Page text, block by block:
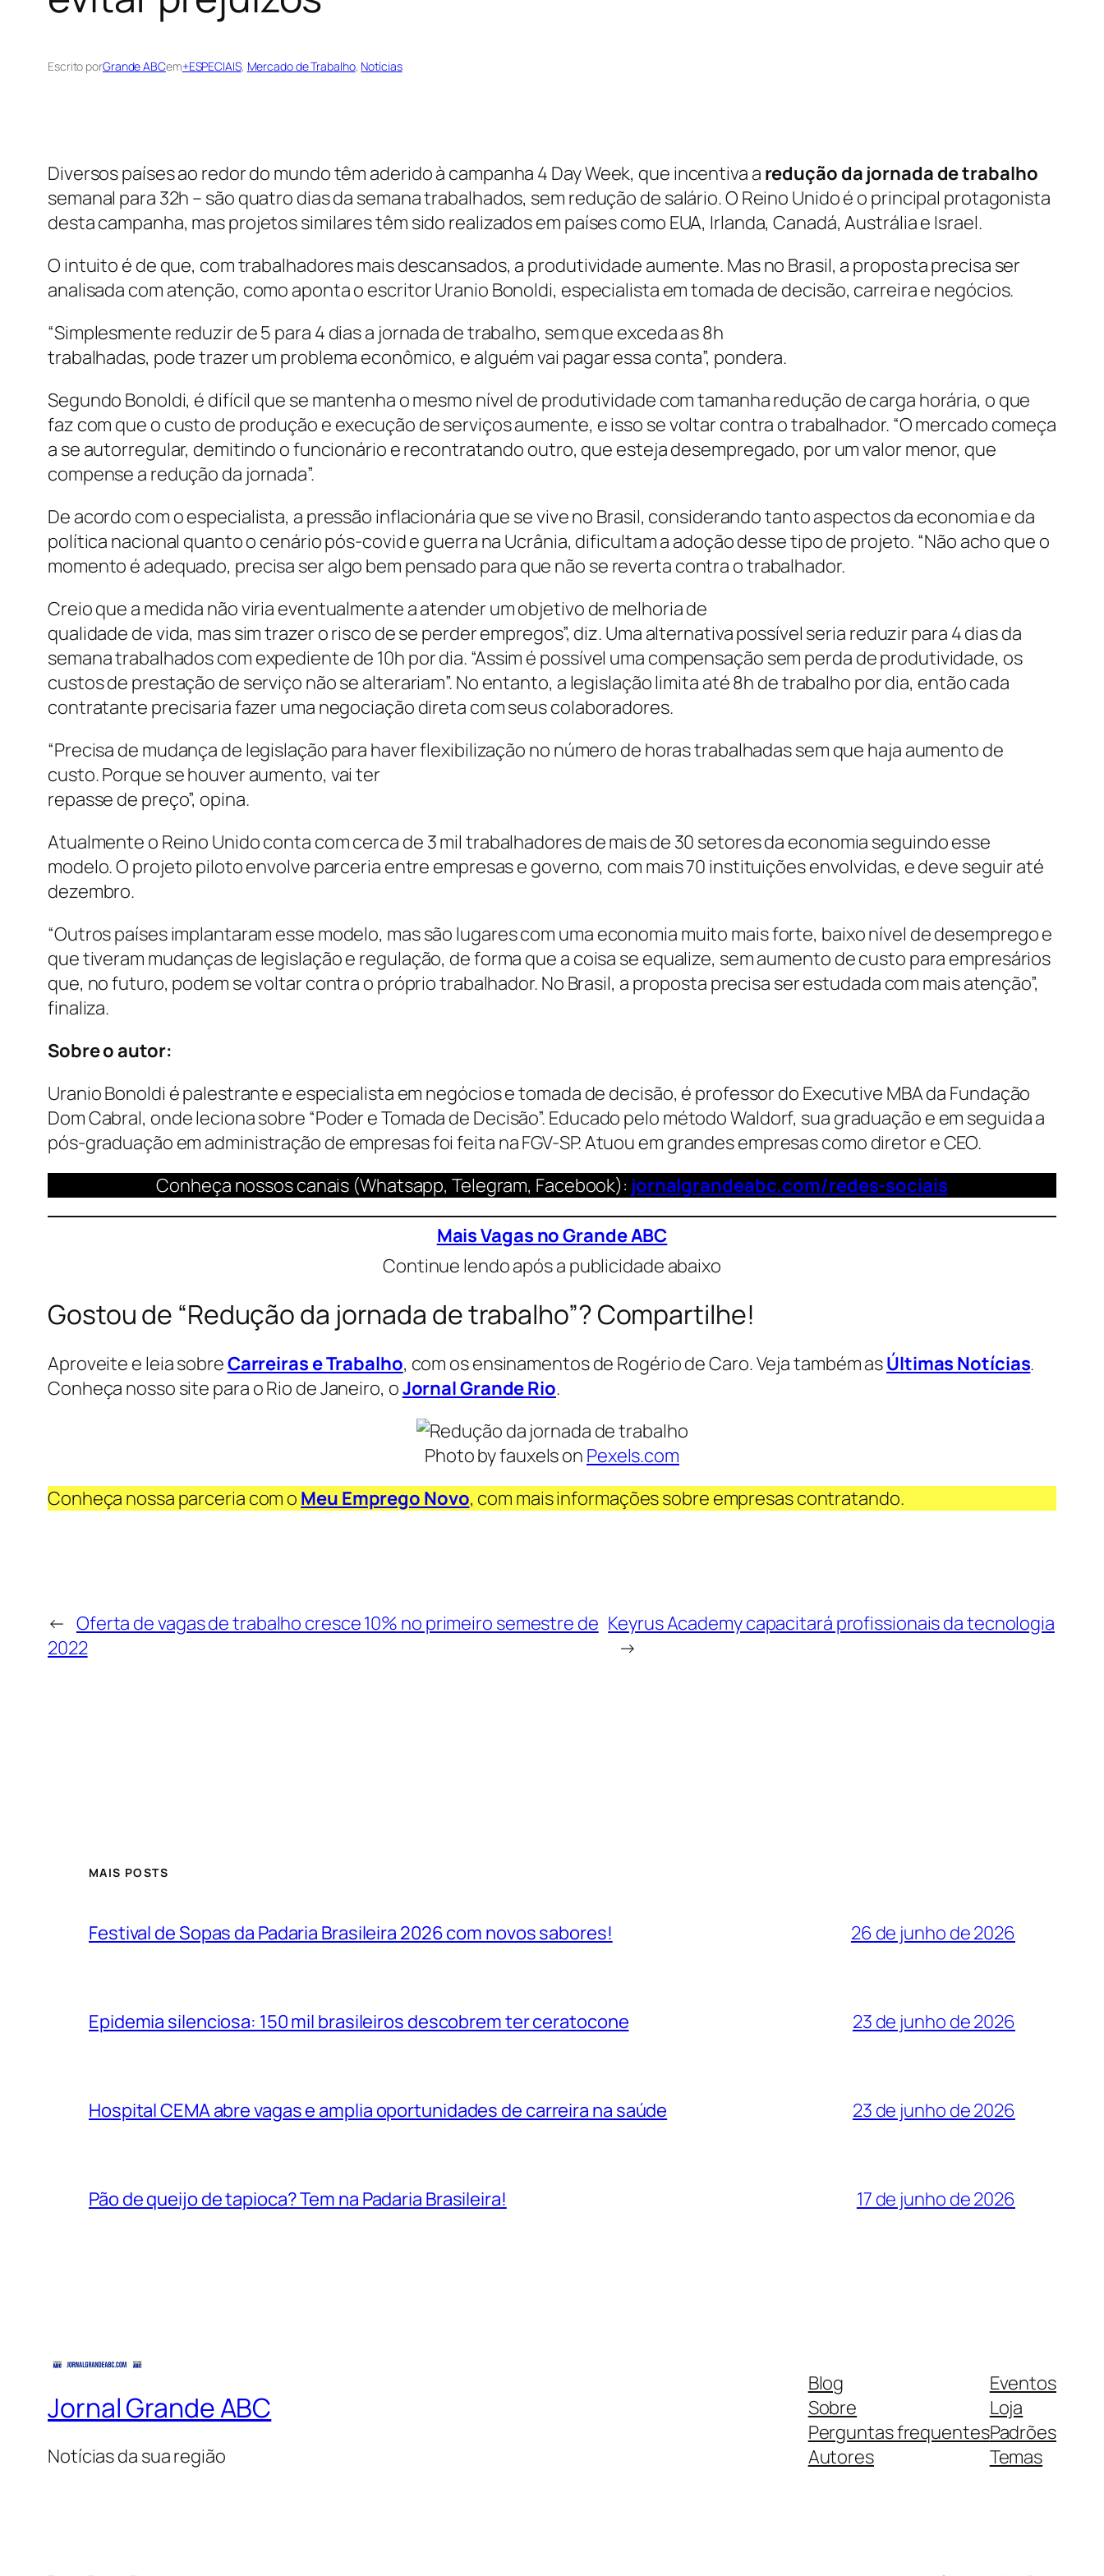
Escrito porGrande ABCem+ESPECIAIS, Mercado de Trabalho, Notícias
Diversos países ao redor do mundo têm aderido à campanha 4 Day Week, que incentiva a redução da jornada de trabalho
semanal para 32h – são quatro dias da semana trabalhados, sem redução de salário. O Reino Unido é o principal protagonista
desta campanha, mas projetos similares têm sido realizados em países como EUA, Irlanda, Canadá, Austrália e Israel.
O intuito é de que, com trabalhadores mais descansados, a produtividade aumente. Mas no Brasil, a proposta precisa ser
analisada com atenção, como aponta o escritor Uranio Bonoldi, especialista em tomada de decisão, carreira e negócios.
“Simplesmente reduzir de 5 para 4 dias a jornada de trabalho, sem que exceda as 8h
trabalhadas, pode trazer um problema econômico, e alguém vai pagar essa conta”, pondera.
Segundo Bonoldi, é difícil que se mantenha o mesmo nível de produtividade com tamanha redução de carga horária, o que
faz com que o custo de produção e execução de serviços aumente, e isso se voltar contra o trabalhador. “O mercado começa
a se autorregular, demitindo o funcionário e recontratando outro, que esteja desempregado, por um valor menor, que
compense a redução da jornada”.
De acordo com o especialista, a pressão inflacionária que se vive no Brasil, considerando tanto aspectos da economia e da
política nacional quanto o cenário pós-covid e guerra na Ucrânia, dificultam a adoção desse tipo de projeto. “Não acho que o
momento é adequado, precisa ser algo bem pensado para que não se reverta contra o trabalhador.
Creio que a medida não viria eventualmente a atender um objetivo de melhoria de
qualidade de vida, mas sim trazer o risco de se perder empregos”, diz. Uma alternativa possível seria reduzir para 4 dias da
semana trabalhados com expediente de 10h por dia. “Assim é possível uma compensação sem perda de produtividade, os
custos de prestação de serviço não se alterariam”. No entanto, a legislação limita até 8h de trabalho por dia, então cada
contratante precisaria fazer uma negociação direta com seus colaboradores.
“Precisa de mudança de legislação para haver flexibilização no número de horas trabalhadas sem que haja aumento de
custo. Porque se houver aumento, vai ter
repasse de preço”, opina.
Atualmente o Reino Unido conta com cerca de 3 mil trabalhadores de mais de 30 setores da economia seguindo esse
modelo. O projeto piloto envolve parceria entre empresas e governo, com mais 70 instituições envolvidas, e deve seguir até
dezembro.
“Outros países implantaram esse modelo, mas são lugares com uma economia muito mais forte, baixo nível de desemprego e
que tiveram mudanças de legislação e regulação, de forma que a coisa se equalize, sem aumento de custo para empresários
que, no futuro, podem se voltar contra o próprio trabalhador. No Brasil, a proposta precisa ser estudada com mais atenção”,
finaliza.
Sobre o autor:
Uranio Bonoldi é palestrante e especialista em negócios e tomada de decisão, é professor do Executive MBA da Fundação
Dom Cabral, onde leciona sobre “Poder e Tomada de Decisão”. Educado pelo método Waldorf, sua graduação e em seguida a
pós-graduação em administração de empresas foi feita na FGV-SP. Atuou em grandes empresas como diretor e CEO.
Conheça nossos canais (Whatsapp, Telegram, Facebook): jornalgrandeabc.com/redes-sociais
Mais Vagas no Grande ABC
Continue lendo após a publicidade abaixo
Gostou de “Redução da jornada de trabalho”? Compartilhe!
Aproveite e leia sobreCarreiras e Trabalho, com os ensinamentos de Rogério de Caro. Veja também asÚltimas Notícias.
Conheça nosso site para o Rio de Janeiro, oJornal Grande Rio.
Photo by fauxels on Pexels.com
Conheça nossa parceria com o Meu Emprego Novo, com mais informações sobre empresas contratando.
← Oferta de vagas de trabalho cresce 10% no primeiro semestre de
2022
Keyrus Academy capacitará profissionais da tecnologia
→
MAIS POSTS
Festival de Sopas da Padaria Brasileira 2026 com novos sabores! 26 de junho de 2026
Epidemia silenciosa: 150 mil brasileiros descobrem ter ceratocone 23 de junho de 2026
Hospital CEMA abre vagas e amplia oportunidades de carreira na saúde 23 de junho de 2026
Pão de queijo de tapioca? Tem na Padaria Brasileira! 17 de junho de 2026
Jornal Grande ABC
Notícias da sua região
Blog
Sobre
Perguntas frequentes
Autores
Eventos
Loja
Padrões
Temas